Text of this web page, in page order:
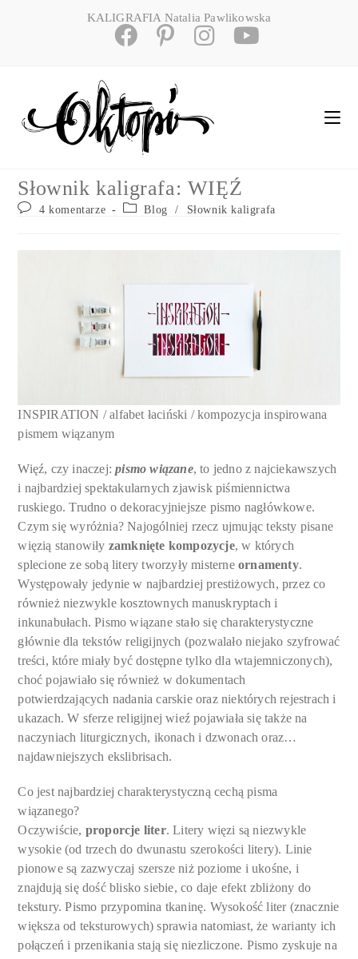
KALIGRAFIA Natalia Pawlikowska
Słownik kaligrafa: WIĘŹ
Post 4 komentarze
Post Blog / Słownik kaligrafa
INSPIRATION / alfabet łaciński / kompozycja inspirowana
pismem wiązanym
Więź, czy inaczej:pismo wiązane, to jedno z najciekawszych
i najbardziej spektakularnych zjawisk piśmiennictwa
ruskiego. Trudno o dekoracyjniejsze pismo nagłówkowe.
Czym się wyróżnia? Najogólniej rzecz ujmując teksty pisane
więzią stanowiły zamknięte kompozycje, w których
splecione ze sobą litery tworzyły misterneornamenty.
Występowały jedynie w najbardziej prestiżowych, przez co
również niezwykle kosztownych manuskryptach i
inkunabułach. Pismo wiązane stało się charakterystyczne
głównie dla tekstów religijnych (pozwalało niejako szyfrować
treści, które miały być dostępne tylko dla wtajemniczonych),
choć pojawiało się również w dokumentach
potwierdzających nadania carskie oraz niektórych rejestrach i
ukazach. W sferze religijnej wieź pojawiała się także na
naczyniach liturgicznych, ikonach i dzwonach oraz…
najdawniejszych ekslibrisach.
Co jest najbardziej charakterystyczną cechą pisma
wiązanego?
Oczywiście, proporcje liter. Litery więzi są niezwykle
wysokie (od trzech do dwunastu szerokości litery). Linie
pionowe są zazwyczaj szersze niż poziome i ukośne, i
znajdują się dość blisko siebie, co daje efekt zbliżony do
tekstury. Pismo przypomina tkaninę. Wysokość liter (znacznie
większa od teksturowych) sprawia natomiast, że warianty ich
połączeń i przenikania stają się niezliczone. Pismo zyskuje na